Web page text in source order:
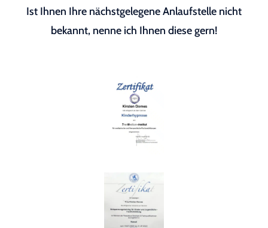
Ist Ihnen Ihre nächstgelegene Anlaufstelle nicht
bekannt, nenne ich Ihnen diese gern!